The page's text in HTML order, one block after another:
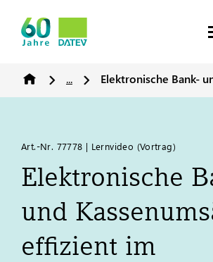
... Elektronische Bank-
Art.-Nr. 77778 | Lernvideo (Vortrag)
Elektronische
und
effizient im